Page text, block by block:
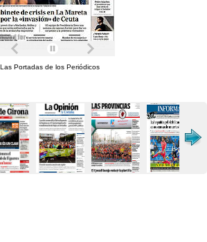
Las Portadas de los Periódicos